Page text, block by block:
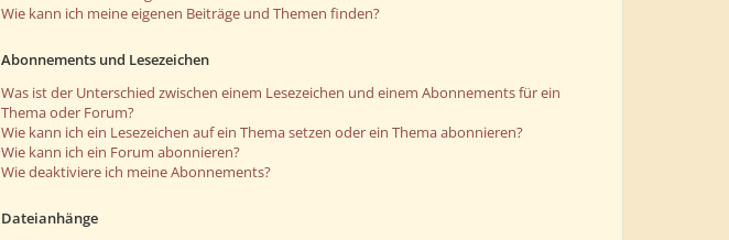
Wie kann ich meine eigenen Beiträge und Themen finden?
Abonnements und Lesezeichen
Was ist der Unterschied zwischen einem Lesezeichen und einem Abonnements für ein
Thema oder Forum?
Wie kann ich ein Lesezeichen auf ein Thema setzen oder ein Thema abonnieren?
Wie kann ich ein Forum abonnieren?
Wie deaktiviere ich meine Abonnements?
Dateianhänge